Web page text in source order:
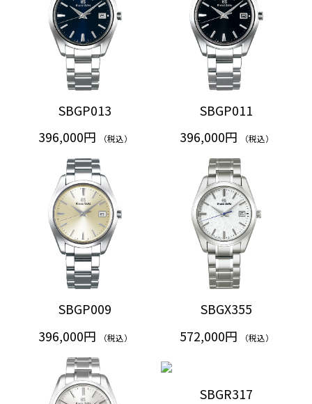
SBGP013
396,000円
（税込）
SBGP011
396,000円
（税込）
SBGP009
396,000円
（税込）
SBGX355
572,000円
（税込）
SBGR317